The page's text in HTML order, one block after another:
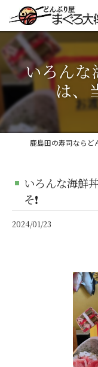
いろんな
は、
いろんな海鮮
そ❗️
2024/01/23